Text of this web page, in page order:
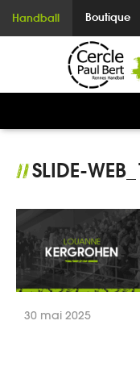
Handball Boutique
//SLIDE-
30 mai 2025